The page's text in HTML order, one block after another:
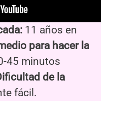
11 años en
para hacer la
45 minutos
de la
fácil.